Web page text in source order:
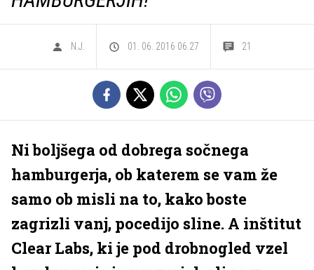
N.J. 01. 06. 2016 06.27 21
Ni boljšega od dobrega sočnega
hamburgerja, ob katerem se vam že
samo ob misli na to, kako boste
zagrizli vanj, pocedijo sline. A inštitut
Clear Labs, ki je pod drobnogled vzel